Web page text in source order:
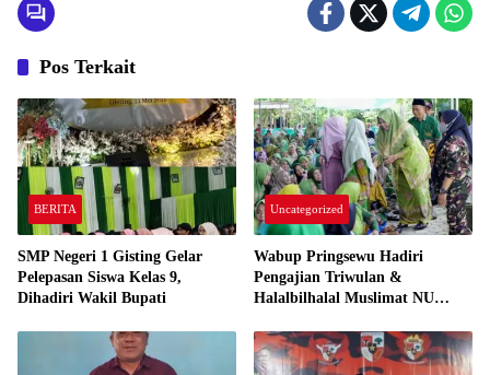
Pos Terkait
BERITA
SMP Negeri 1 Gisting Gelar
Pelepasan Siswa Kelas 9,
Dihadiri Wakil Bupati
Uncategorized
Wabup Pringsewu Hadiri
Pengajian Triwulan &
Halalbilhalal Muslimat NU